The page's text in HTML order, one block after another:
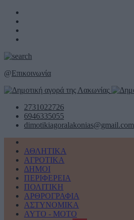
@Επικοινωνία
2731022726
6946335055
dimotikiagoralakonias@gmail.com
ΑΘΛΗΤΙΚΑ
ΑΓΡΟΤΙΚΑ
ΔΗΜΟΙ
ΠΕΡΙΦΕΡΕΙΑ
ΠΟΛΙΤΙΚΗ
ΑΡΘΡΟΓΡΑΦΙΑ
ΑΣΤΥΝΟΜΙΚΑ
AYTO - MOTO